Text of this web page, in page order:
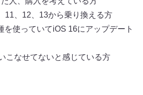
11、12、13から乗り換える方
を使っていてiOS 16にアップデート
こなせてないと感じている方